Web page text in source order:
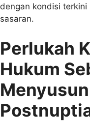
dengan kondisi
sasaran.
Perlukah
Hukum